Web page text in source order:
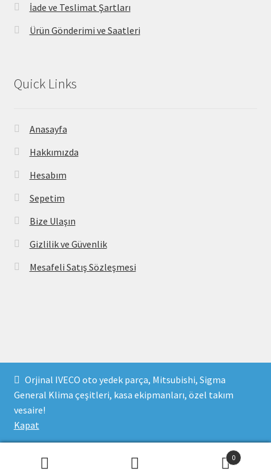
Orjinal IVECO oto yedek parça, Mitsubishi, Sigma
General Klima çeşitleri, kasa ekipmanları, özel takım
vesaire!
Kapat
İade ve Teslimat Şartları
Ürün Gönderimi ve Saatleri
Quick Links
Anasayfa
Hakkımızda
Hesabım
Sepetim
Bize Ulaşın
Gizlilik ve Güvenlik
Mesafeli Satış Sözleşmesi
Copyright 2021 © parcavs.com Tüm hakları saklıdır. Kredi
kartı bilgileriniz 256bit SSL sertifikası ile korunmaktadır.
0
Social Chat is free, download and try it now